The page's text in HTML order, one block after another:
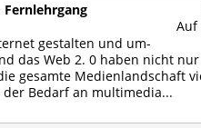
Auf
ge­stal­ten und um­
das Web 2. 0 ha­ben nicht
ge­sam­te Me­di­en­land­schaft
Be­darf an mul­ti­me­dia...